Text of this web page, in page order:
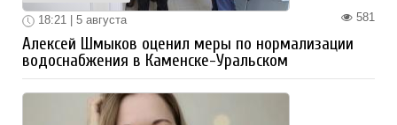
581
18:21 | 5 августа
Алексей Шмыков оценил меры по нормализации
водоснабжения в Каменске-Уральском